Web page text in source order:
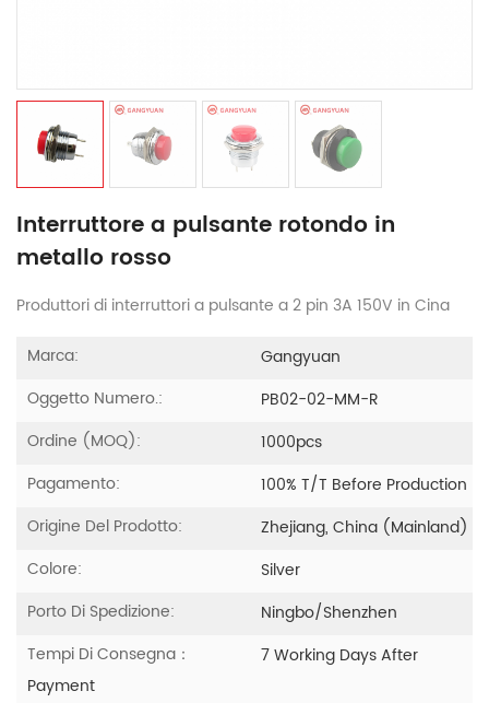
Interruttore a pulsante rotondo in
metallo rosso
Produttori di interruttori a pulsante a 2 pin 3A 150V in Cina
Marca:
Gangyuan
Oggetto Numero.:
PB02-02-MM-R
Ordine (MOQ):
1000pcs
Pagamento:
100% T/T Before Production
Origine Del Prodotto:
Zhejiang, China (Mainland)
Colore:
Silver
Porto Di Spedizione:
Ningbo/Shenzhen
Tempi Di Consegna：
7 Working Days After
Payment